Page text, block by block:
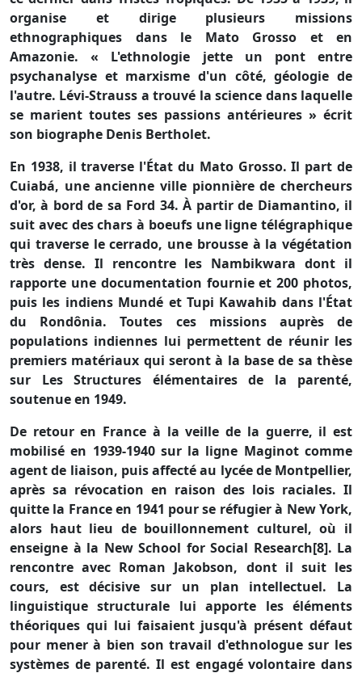
organise et dirige plusieurs missions
ethnographiques dans le Mato Grosso et en
Amazonie. « L'ethnologie jette un pont entre
psychanalyse et marxisme d'un côté, géologie de
l'autre. Lévi-Strauss a trouvé la science dans laquelle
se marient toutes ses passions antérieures » écrit
son biographe Denis Bertholet.
En 1938, il traverse l'État du Mato Grosso. Il part de
Cuiabá, une ancienne ville pionnière de chercheurs
d'or, à bord de sa Ford 34. À partir de Diamantino, il
suit avec des chars à boeufs une ligne télégraphique
qui traverse le cerrado, une brousse à la végétation
très dense. Il rencontre les Nambikwara dont il
rapporte une documentation fournie et 200 photos,
puis les indiens Mundé et Tupi Kawahib dans l'État
du Rondônia. Toutes ces missions auprès de
populations indiennes lui permettent de réunir les
premiers matériaux qui seront à la base de sa thèse
sur Les Structures élémentaires de la parenté,
soutenue en 1949.
De retour en France à la veille de la guerre, il est
mobilisé en 1939-1940 sur la ligne Maginot comme
agent de liaison, puis affecté au lycée de Montpellier,
après sa révocation en raison des lois raciales. Il
quitte la France en 1941 pour se réfugier à New York,
alors haut lieu de bouillonnement culturel, où il
enseigne à la New School for Social Research[8]. La
rencontre avec Roman Jakobson, dont il suit les
cours, est décisive sur un plan intellectuel. La
linguistique structurale lui apporte les éléments
théoriques qui lui faisaient jusqu'à présent défaut
pour mener à bien son travail d'ethnologue sur les
systèmes de parenté. Il est engagé volontaire dans